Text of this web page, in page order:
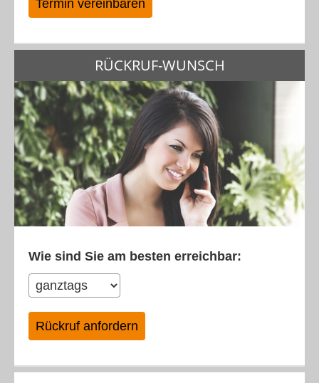
RÜCKRUF-WUNSCH
Wie sind Sie am besten erreichbar: